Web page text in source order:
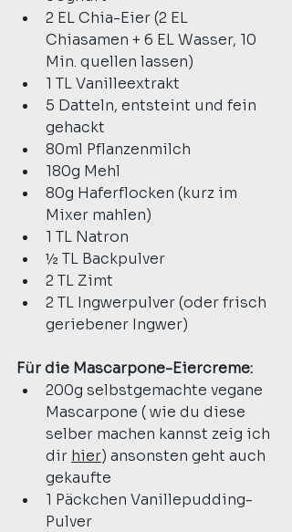
2 EL Chia-Eier (2 EL
Chiasamen + 6 EL Wasser, 10
Min. quellen lassen)
1 TL Vanilleextrakt
5 Datteln, entsteint und fein
gehackt
80ml Pflanzenmilch
180g Mehl
80g Haferflocken (kurz im
Mixer mahlen)
1 TL Natron
½ TL Backpulver
2 TL Zimt
2 TL Ingwerpulver (oder frisch
geriebener Ingwer)
Für die Mascarpone-Eiercreme:
200g selbstgemachte vegane
Mascarpone ( wie du diese
selber machen kannst zeig ich
dir hier) ansonsten geht auch
gekaufte
1 Päckchen Vanillepudding-
Pulver